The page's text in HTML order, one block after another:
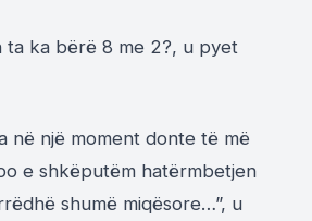
ta ka bërë 8 me 2?, u pyet
në një moment donte të më
e shkëputëm hatërmbetjen
shumë miqësore…”, u